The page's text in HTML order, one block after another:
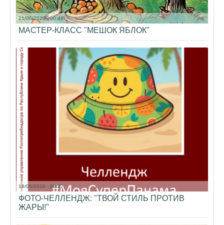
21/06/2026 - 00:48
МАСТЕР-КЛАСС "МЕШОК ЯБЛОК"
18/06/2026 - 09:27
ФОТО-ЧЕЛЛЕНДЖ: "ТВОЙ СТИЛЬ ПРОТИВ
ЖАРЫ!"